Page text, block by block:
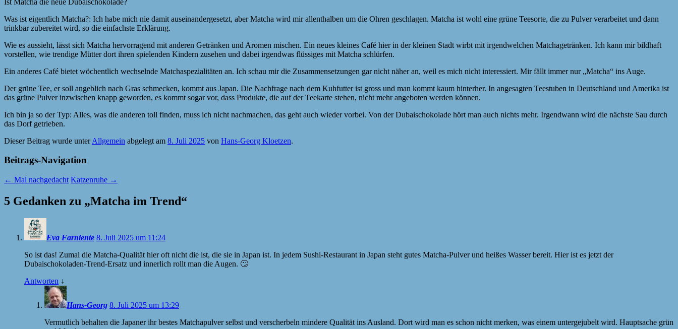
Was ist eigentlich Matcha?: Ich habe mich nie damit auseinandergesetzt, aber Matcha wird mir allenthalben um die Ohren geschlagen. Matcha ist wohl eine grüne Teesorte, die zu Pulver verarbeitet und dann
trinkbar zubereitet wird, so die einfachste Erklärung.
Wie es aussieht, lässt sich Matcha hervorragend mit anderen Getränken und Aromen mischen. Ein neues kleines Café hier in der kleinen Stadt wirbt mit irgendwelchen Matchagetränken. Ich kann mir bildhaft
vorstellen, wie trendige Mütter dort ihren spielenden Kindern zusehen und dabei irgendwas flüssiges mit Matcha schlürfen.
Ein anderes Café bietet wöchentlich wechselnde Matchaspezialitäten an. Ich schau mir die Zusammensetzungen gar nicht näher an, weil es mich nicht interessiert. Mir fällt immer nur „Matcha“ ins Auge.
Der grüne Tee, er soll angeblich nach Gras schmecken, kommt aus Japan. Die Nachfrage nach dem Kuhfutter ist gross und man kommt kaum hinterher. In angesagten Teestuben in Deutschland und Amerika ist
das grüne Pulver inzwischen knapp geworden, es kommt sogar vor, dass Produkte, die auf der Teekarte stehen, nicht mehr angeboten werden können.
Ich bin ja so der Typ: Alles, was die anderen toll finden, muss ich nicht nachmachen, das geht auch wieder vorbei. Von der Dubaischokolade hört man auch nichts mehr. Irgendwann wird die nächste Sau durch
das Dorf getrieben.
Dieser Beitrag wurde unterAllgemein abgelegt am 8. Juli 2025 von Hans-Georg Kloetzen.
Beitrags-Navigation
← Mal nachgedacht Katzenruhe →
5 Gedanken zu „Matcha im Trend“
Eva Farniente 8. Juli 2025 um 11:24
So ist das! Zumal die Matcha-Qualität hier oft nicht die ist, die sie in Japan ist. In jedem Sushi-Restaurant in Japan steht gutes Matcha-Pulver und heißes Wasser bereit. Hier ist es jetzt der
Dubaischokoladen-Trend-Ersatz und innerlich rollt man die Augen. 🙄
Antworten ↓
Hans-Georg 8. Juli 2025 um 13:29
Vermutlich behalten die Japaner ihr bestes Matchapulver selbst und verscherbeln mindere Qualität ins Ausland. Dort wird man es schon nicht merken, was einem untergejubelt wird. Hauptsache grün